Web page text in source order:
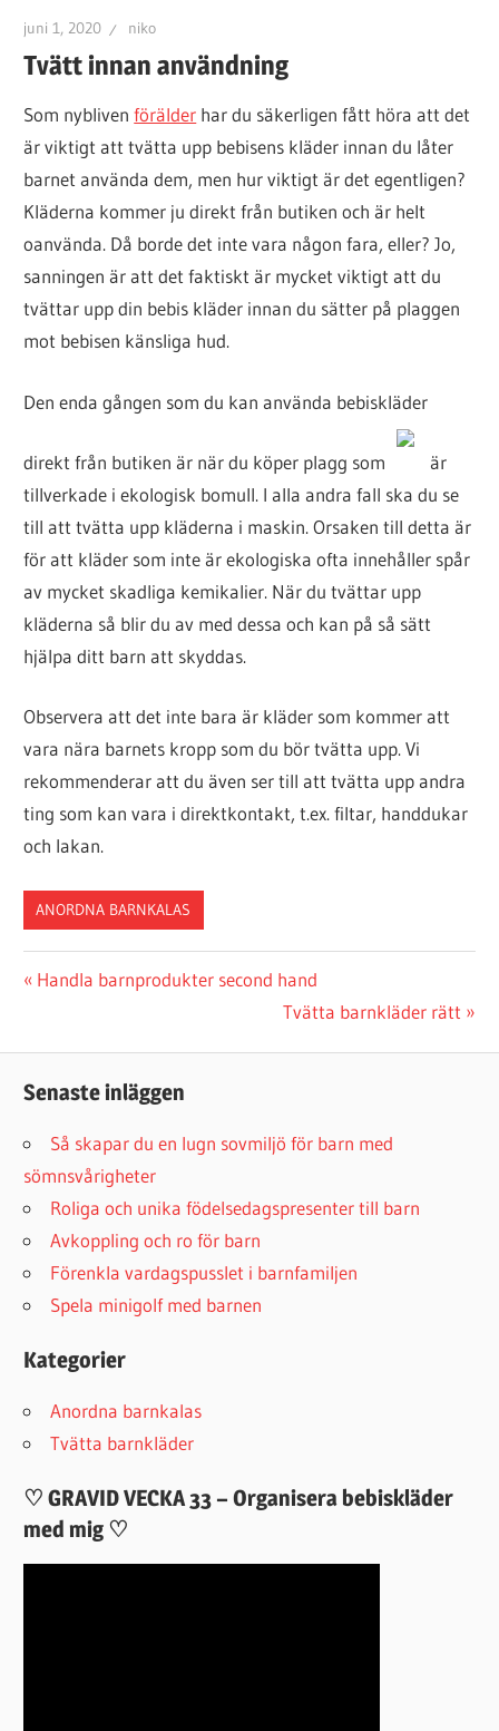
juni 1, 2020 niko
Tvätt innan användning
Som nyblivenförälder har du säkerligen fått höra att det
är viktigt att tvätta upp bebisens kläder innan du låter
barnet använda dem, men hur viktigt är det egentligen?
Kläderna kommer ju direkt från butiken och är helt
oanvända. Då borde det inte vara någon fara, eller? Jo,
sanningen är att det faktiskt är mycket viktigt att du
tvättar upp din bebis kläder innan du sätter på plaggen
mot bebisen känsliga hud.
Den enda gången som du kan använda bebiskläder
direkt från butiken är när du köper plagg som
är
tillverkade i ekologisk bomull. I alla andra fall ska du se
till att tvätta upp kläderna i maskin. Orsaken till detta är
för att kläder som inte är ekologiska ofta innehåller spår
av mycket skadliga kemikalier. När du tvättar upp
kläderna så blir du av med dessa och kan på så sätt
hjälpa ditt barn att skyddas.
Observera att det inte bara är kläder som kommer att
vara nära barnets kropp som du bör tvätta upp. Vi
rekommenderar att du även ser till att tvätta upp andra
ting som kan vara i direktkontakt, t.ex. filtar, handdukar
och lakan.
ANORDNA BARNKALAS
Inläggsnavigering
Previous
Handla barnprodukter second hand
Next
Tvätta barnkläder rätt
Senaste inläggen
Så skapar du en lugn sovmiljö för barn med
sömnsvårigheter
Roliga och unika födelsedagspresenter till barn
Avkoppling och ro för barn
Förenkla vardagspusslet i barnfamiljen
Spela minigolf med barnen
Kategorier
Anordna barnkalas
Tvätta barnkläder
♡ GRAVID VECKA 33 – Organisera bebiskläder
med mig ♡